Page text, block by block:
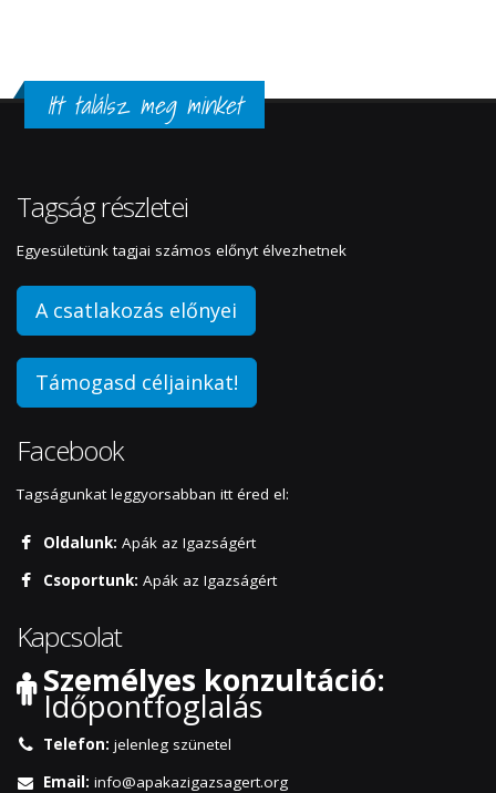
Itt találsz meg minket
Tagság részletei
Egyesületünk tagjai számos előnyt élvezhetnek
A csatlakozás előnyei
Támogasd céljainkat!
Facebook
Tagságunkat leggyorsabban itt éred el:
Oldalunk: Apák az Igazságért
Csoportunk: Apák az Igazságért
Kapcsolat
Személyes konzultáció:
Időpontfoglalás
Telefon: jelenleg szünetel
Email: info@apakazigazsagert.org